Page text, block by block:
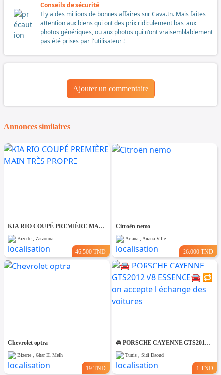
Conseils de sécurité
Il y a des millions de bonnes affaires sur Cava.tn. Mais faites
attention aux biens qui ont des prix ridiculement bas, aux
photos génériques, ou aux photos qui n'ont vraisemblablement
pas été prises par l'utilisateur !
Ajouter un commentaire
Annonces similaires
KIA RIO COUPÉ PREMIÈRE MAIN TRÈS PROPRE
Bizerte , Zarzouna
46.500 TND
Citroën nemo
Ariana , Ariana Ville
26.000 TND
Chevrolet optra
Bizerte , Ghar El Melh
19 TND
🚘 PORSCHE CAYENNE GTS2012 V8 ESSENCE🚘 🔁 on accepte l échange des voitures
Tunis , Sidi Daoud
1 TND